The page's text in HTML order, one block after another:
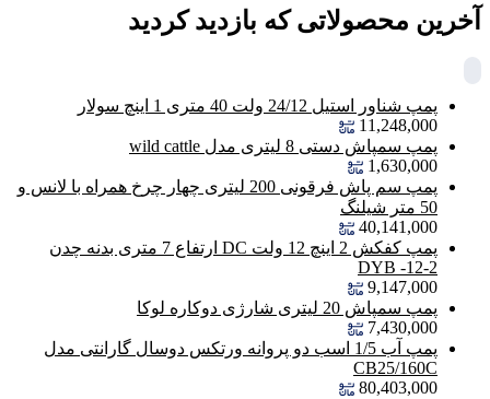
آخرین محصولاتی که بازدید کردید
پمپ شناور استیل 24/12 ولت 40 متری 1 اینچ سولار
11,248,000
پمپ سمپاش دستی 8 لیتری مدل wild cattle
1,630,000
پمپ سم پاش فرقونی 200 لیتری چهار چرخ همراه با لانس و
50 متر شیلنگ
40,141,000
پمپ کفکش 2 اینچ 12 ولت DC ارتفاع 7 متری بدنه چدن
DYB -12-2
9,147,000
پمپ سمپاش 20 لیتری شارژی دوکاره لوکا
7,430,000
پمپ آب 1/5 اسب دو پروانه ورتکس دوسال گارانتی مدل
CB25/160C
80,403,000